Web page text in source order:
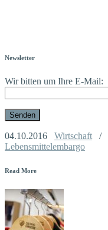
Newsletter
Wir bitten um Ihre E-Mail:
04.10.2016 Wirtschaft /
Lebensmittelembargo
Read More